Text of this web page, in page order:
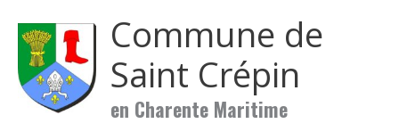
Commune de
Saint Crépin
en Charente Maritime